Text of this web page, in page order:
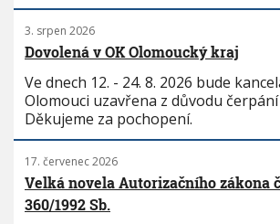
3. srpen 2026
Dovolená v OK Olomoucký kraj
Ve dnech 12. - 24. 8. 2026 bude
Olomouci uzavřena z důvodu
Děkujeme za pochopení.
17. červenec 2026
Velká novela Autorizačního zákona
360/1992 Sb.